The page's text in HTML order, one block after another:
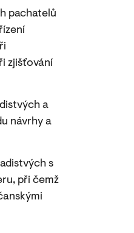
pachatelů
zjišťování
a
návrhy a
s
při čemž